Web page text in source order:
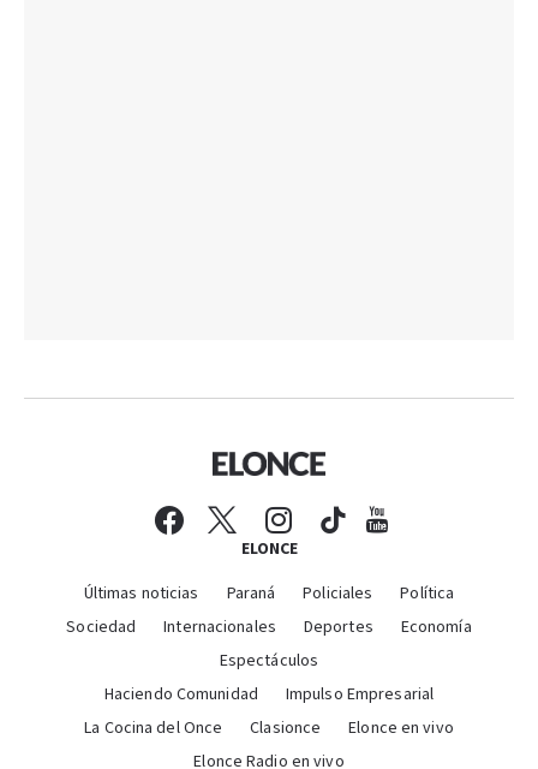
ELONCE
Últimas noticias Paraná Policiales
Política
Sociedad
Internacionales Deportes
Economía
Espectáculos
Haciendo Comunidad
Impulso Empresarial
La Cocina del Once
Clasionce
Elonce en vivo
Elonce Radio en vivo